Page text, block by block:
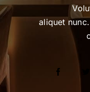
aliquet